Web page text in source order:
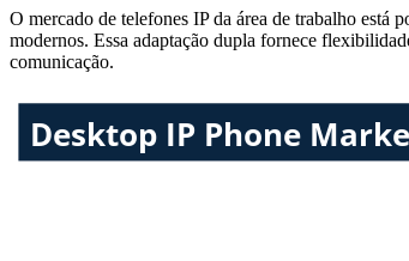
O mercado de telefones IP da área de trabalho está
modernos. Essa adaptação dupla fornece
comunicação.